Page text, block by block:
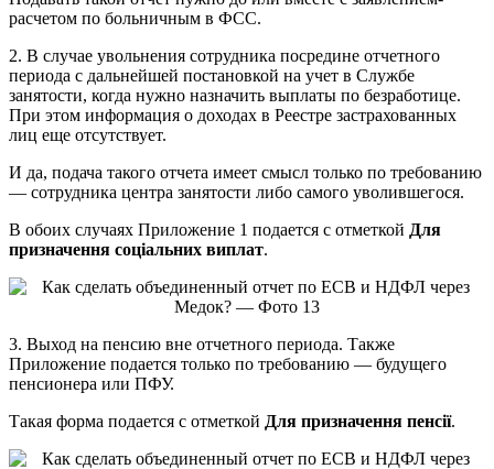
расчетом по больничным в ФСС.
2. В случае увольнения сотрудника посредине отчетного
периода с дальнейшей постановкой на учет в Службе
занятости, когда нужно назначить выплаты по безработице.
При этом информация о доходах в Реестре застрахованных
лиц еще отсутствует.
И да, подача такого отчета имеет смысл только по требованию
— сотрудника центра занятости либо самого уволившегося.
В обоих случаях Приложение 1 подается с отметкой Для
призначення соціальних виплат.
3. Выход на пенсию вне отчетного периода. Также
Приложение подается только по требованию — будущего
пенсионера или ПФУ.
Такая форма подается с отметкой Для призначення пенсії.